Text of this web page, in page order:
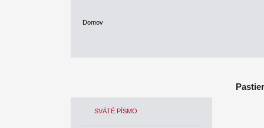
Domov
SVÄTÉ PÍSMO